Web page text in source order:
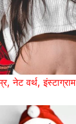
नेट वर्थ, इंस्टाग्राम